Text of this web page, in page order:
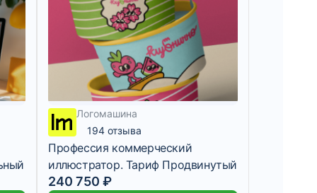
Логомашина
194 отзыва
Профессия коммерческий
иллюстратор. Тариф Продвинутый
240 750 ₽